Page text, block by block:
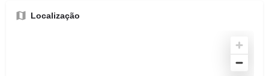
Localização